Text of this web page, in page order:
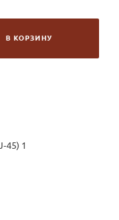
В КОРЗИНУ
45) 1